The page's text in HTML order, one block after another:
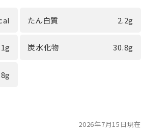
たん白質 2.2g
炭水化物 30.8g
2026年7月15日現在